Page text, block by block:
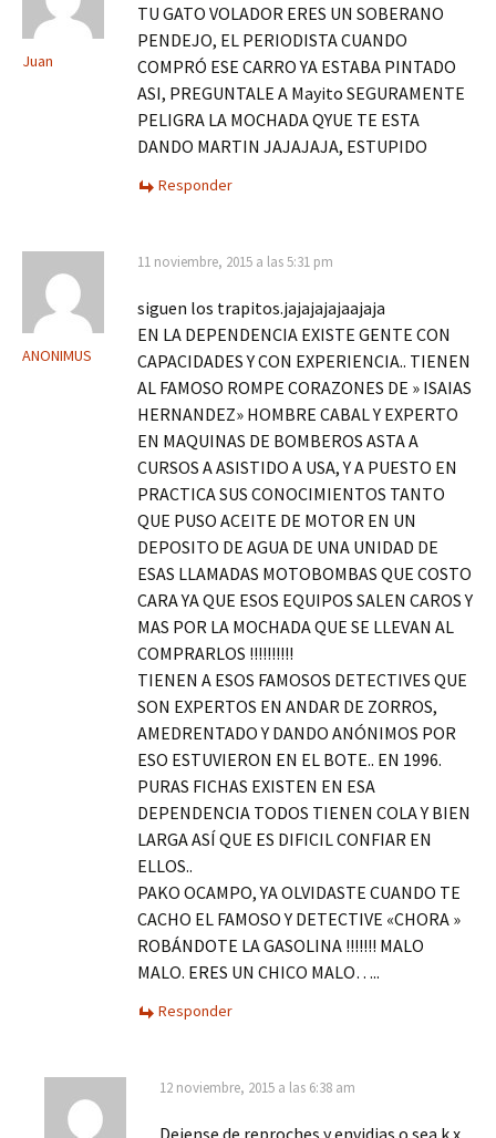
Juan
TU GATO VOLADOR ERES UN SOBERANO
PENDEJO, EL PERIODISTA CUANDO
COMPRÓ ESE CARRO YA ESTABA PINTADO
ASI, PREGUNTALE A Mayito SEGURAMENTE
PELIGRA LA MOCHADA QYUE TE ESTA
DANDO MARTIN JAJAJAJA, ESTUPIDO
Responder
ANONIMUS
11 noviembre, 2015 a las 5:31 pm
siguen los trapitos.jajajajajaajaja
EN LA DEPENDENCIA EXISTE GENTE CON
CAPACIDADES Y CON EXPERIENCIA.. TIENEN
AL FAMOSO ROMPE CORAZONES DE » ISAIAS
HERNANDEZ» HOMBRE CABAL Y EXPERTO
EN MAQUINAS DE BOMBEROS ASTA A
CURSOS A ASISTIDO A USA, Y A PUESTO EN
PRACTICA SUS CONOCIMIENTOS TANTO
QUE PUSO ACEITE DE MOTOR EN UN
DEPOSITO DE AGUA DE UNA UNIDAD DE
ESAS LLAMADAS MOTOBOMBAS QUE COSTO
CARA YA QUE ESOS EQUIPOS SALEN CAROS Y
MAS POR LA MOCHADA QUE SE LLEVAN AL
COMPRARLOS !!!!!!!!!!
TIENEN A ESOS FAMOSOS DETECTIVES QUE
SON EXPERTOS EN ANDAR DE ZORROS,
AMEDRENTADO Y DANDO ANÓNIMOS POR
ESO ESTUVIERON EN EL BOTE.. EN 1996.
PURAS FICHAS EXISTEN EN ESA
DEPENDENCIA TODOS TIENEN COLA Y BIEN
LARGA ASÍ QUE ES DIFICIL CONFIAR EN
ELLOS..
PAKO OCAMPO, YA OLVIDASTE CUANDO TE
CACHO EL FAMOSO Y DETECTIVE «CHORA »
ROBÁNDOTE LA GASOLINA !!!!!!! MALO
MALO. ERES UN CHICO MALO…..
Responder
12 noviembre, 2015 a las 6:38 am
Dejense de reproches y envidias o sea k x